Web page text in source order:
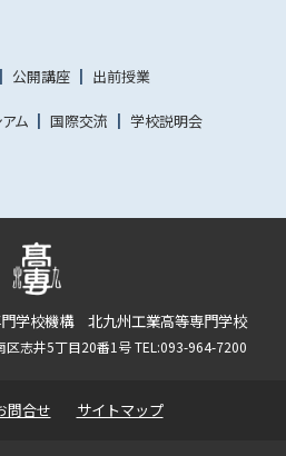
公開講座 出前授業
ム 国際交流 学校説明会
学校機構 北九州工業高等専門学校
志井5丁目20番1号 TEL:093-964-7200
問合せ サイトマップ